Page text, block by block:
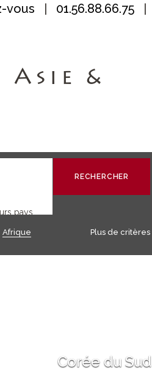
vous | 01.56.88.66.75 |
&
Afrique
Plus de critères
Corée du Sud